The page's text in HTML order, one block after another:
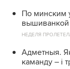
По минским
вышиванкой
НЕДЕЛЯ
Адметныя.
каманду – і